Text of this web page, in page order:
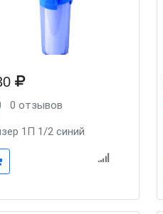
0 отзывов
1П 1/2 синий